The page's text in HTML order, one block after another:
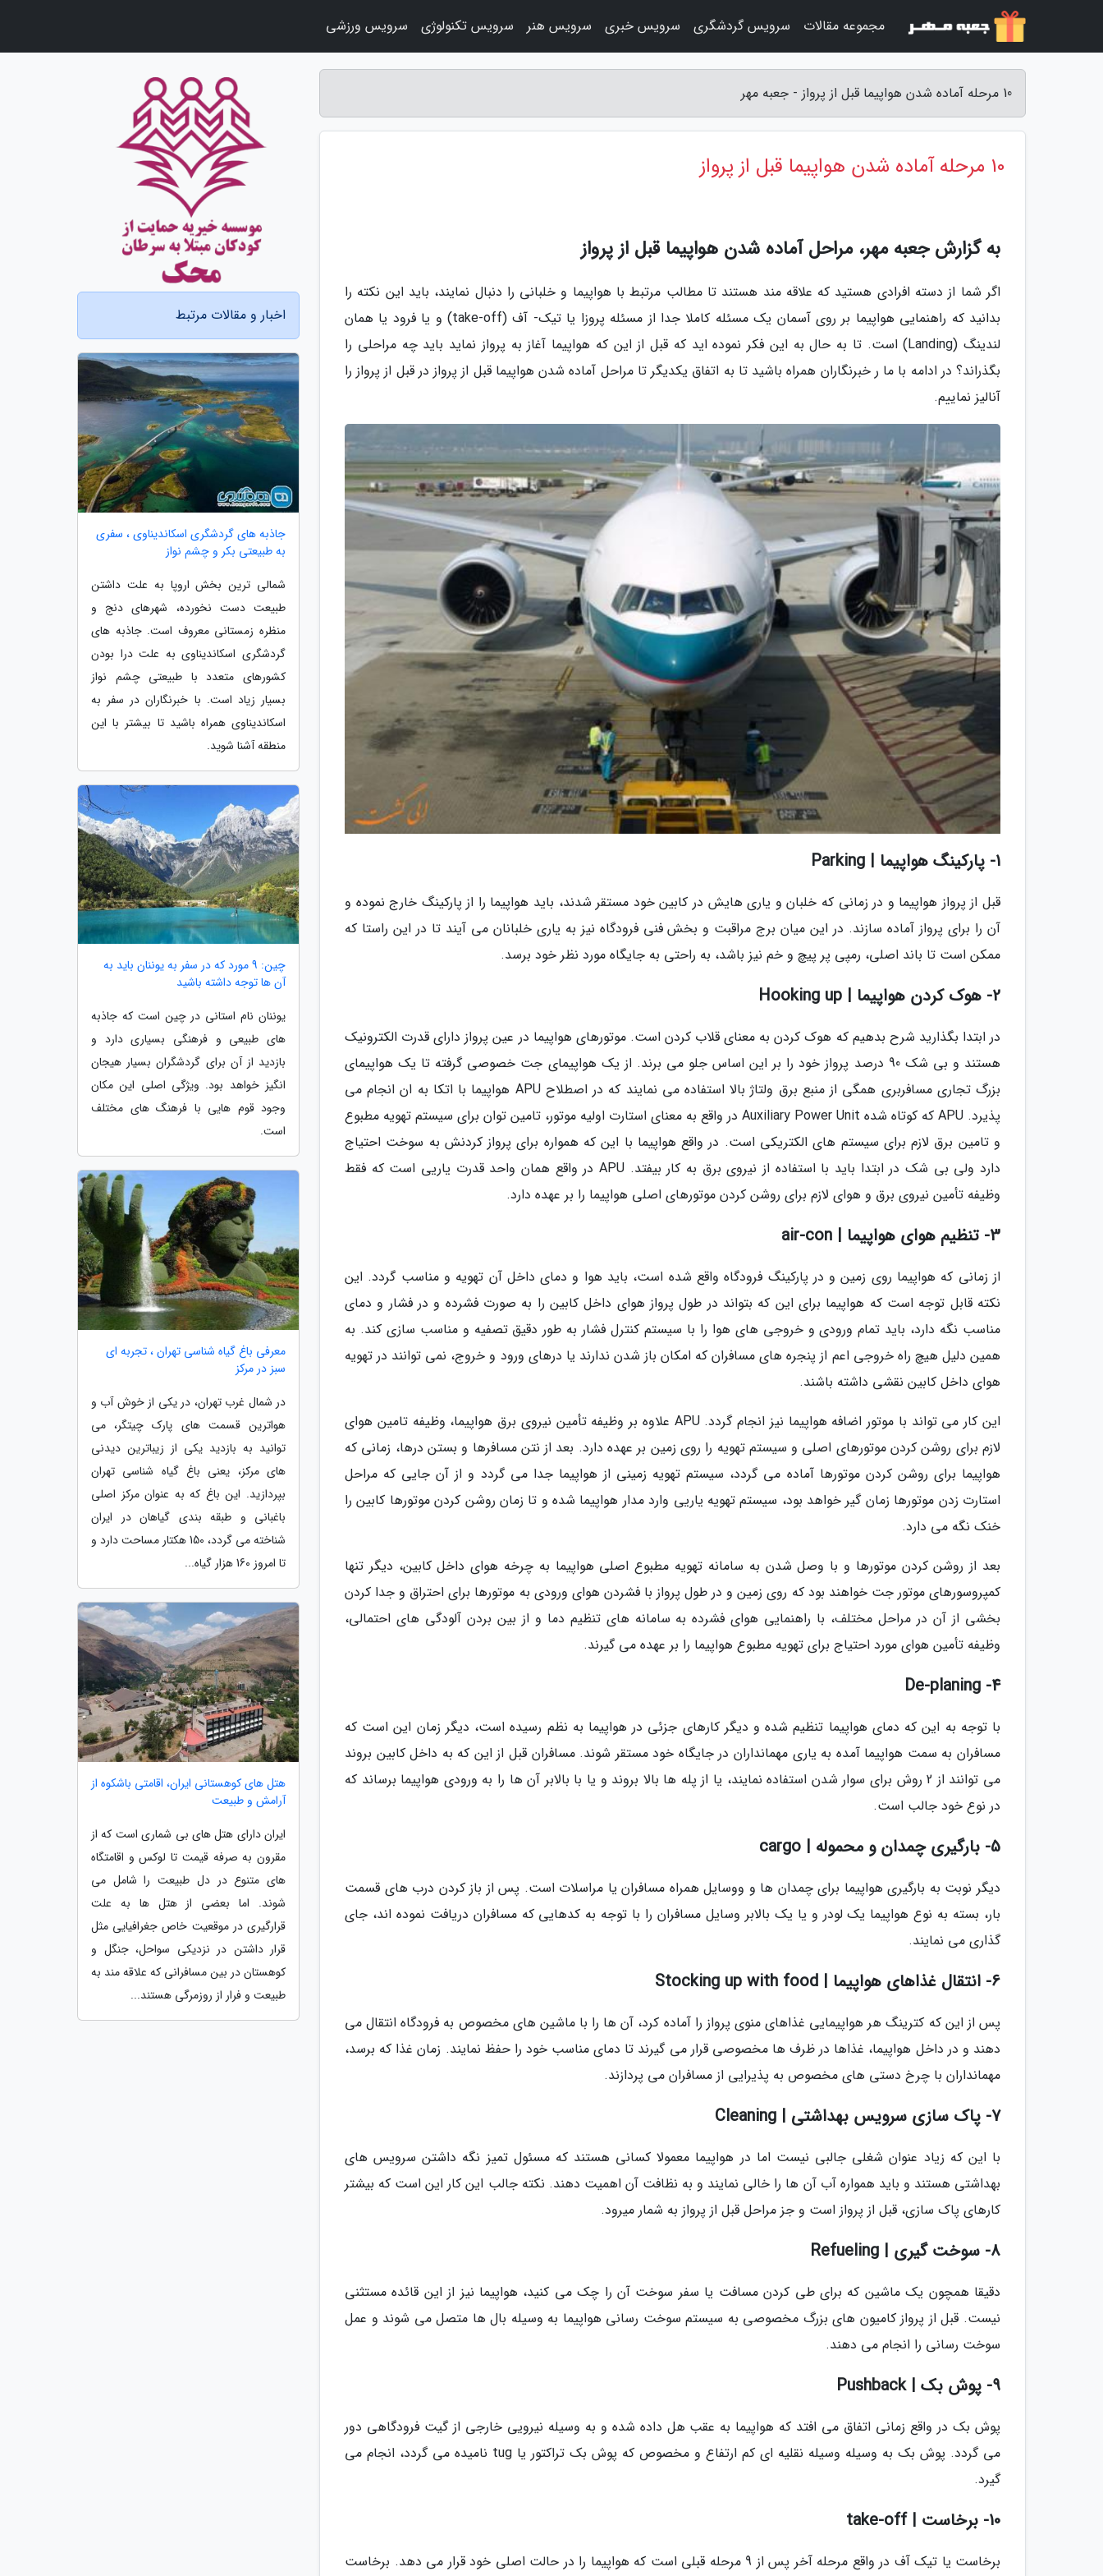
10 مرحله آماده شدن هواپیما قبل از پرواز - جعبه مهر
10 مرحله آماده شدن هواپیما قبل از پرواز
به گزارش جعبه مهر، مراحل آماده شدن هواپیما قبل از پرواز
اگر شما از دسته افرادی هستید که علاقه مند هستند تا مطالب مرتبط با هواپیما و خلبانی را دنبال نمایند، باید این نکته را
بدانید که راهنمایی هواپیما بر روی آسمان یک مسئله کاملا جدا از مسئله پروزا یا تیک- آف (take-off) و یا فرود یا همان
لندینگ (Landing) است. تا به حال به این فکر نموده اید که قبل از این که هواپیما آغاز به پرواز نماید باید چه مراحلی را
بگذراند؟ در ادامه با ما ر خبرنگاران همراه باشید تا به اتفاق یکدیگر تا مراحل آماده شدن هواپیما قبل از پرواز در قبل از پرواز را
آنالیز نماییم.
1- پارکینگ هواپیما | Parking
قبل از پرواز هواپیما و در زمانی که خلبان و یاری هایش در کابین خود مستقر شدند، باید هواپیما را از پارکینگ خارج نموده و
آن را برای پرواز آماده سازند. در این میان برج مراقبت و بخش فنی فرودگاه نیز به یاری خلبانان می آیند تا در این راستا که
ممکن است تا باند اصلی، رمپی پر پیچ و خم نیز باشد، به راحتی به جایگاه مورد نظر خود برسد.
2- هوک کردن هواپیما | Hooking up
در ابتدا بگذارید شرح بدهیم که هوک کردن به معنای قلاب کردن است. موتورهای هواپیما در عین پرواز دارای قدرت الکترونیک
هستند و بی شک 90 درصد پرواز خود را بر این اساس جلو می برند. از یک هواپیمای جت خصوصی گرفته تا یک هواپیمای
بزرگ تجاری مسافربری همگی از منبع برق ولتاژ بالا استفاده می نمایند که در اصطلاح APU هواپیما با اتکا به ان انجام می
پذیرد. APU که کوتاه شده Auxiliary Power Unit در واقع به معنای استارت اولیه موتور، تامین توان برای سیستم تهویه مطبوع
و تامین برق لازم برای سیستم های الکتریکی است. در واقع هواپیما با این که همواره برای پرواز کردنش به سوخت احتیاج
دارد ولی بی شک در ابتدا باید با استفاده از نیروی برق به کار بیفتد. APU در واقع همان واحد قدرت یاریی است که فقط
وظیفه تأمین نیروی برق و هوای لازم برای روشن کردن موتورهای اصلی هواپیما را بر عهده دارد.
3- تنظیم هوای هواپیما | air-con
از زمانی که هواپیما روی زمین و در پارکینگ فرودگاه واقع شده است، باید هوا و دمای داخل آن تهویه و مناسب گردد. این
نکته قابل توجه است که هواپیما برای این که بتواند در طول پرواز هوای داخل کابین را به صورت فشرده و در فشار و دمای
مناسب نگه دارد، باید تمام ورودی و خروجی های هوا را با سیستم کنترل فشار به طور دقیق تصفیه و مناسب سازی کند. به
همین دلیل هیچ راه خروجی اعم از پنجره های مسافران که امکان باز شدن ندارند یا درهای ورود و خروج، نمی توانند در تهویه
هوای داخل کابین نقشی داشته باشند.
این کار می تواند با موتور اضافه هواپیما نیز انجام گردد. APU علاوه بر وظیفه تأمین نیروی برق هواپیما، وظیفه تامین هوای
لازم برای روشن کردن موتورهای اصلی و سیستم تهویه را روی زمین بر عهده دارد. بعد از نتن مسافرها و بستن درها، زمانی که
هواپیما برای روشن کردن موتورها آماده می گردد، سیستم تهویه زمینی از هواپیما جدا می گردد و از آن جایی که مراحل
استارت زدن موتورها زمان گیر خواهد بود، سیستم تهویه یاریی وارد مدار هواپیما شده و تا زمان روشن کردن موتورها کابین را
خنک نگه می دارد.
بعد از روشن کردن موتورها و با وصل شدن به سامانه تهویه مطبوع اصلی هواپیما به چرخه هوای داخل کابین، دیگر تنها
کمپروسورهای موتور جت خواهند بود که روی زمین و در طول پرواز با فشردن هوای ورودی به موتورها برای احتراق و جدا کردن
بخشی از آن در مراحل مختلف، با راهنمایی هوای فشرده به سامانه های تنظیم دما و از بین بردن آلودگی های احتمالی،
وظیفه تأمین هوای مورد احتیاج برای تهویه مطبوع هواپیما را بر عهده می گیرند.
4- De-planing
با توجه به این که دمای هواپیما تنظیم شده و دیگر کارهای جزئی در هواپیما به نظم رسیده است، دیگر زمان این است که
مسافران به سمت هواپیما آمده به یاری مهمانداران در جایگاه خود مستقر شوند. مسافران قبل از این که به داخل کابین بروند
می توانند از 2 روش برای سوار شدن استفاده نمایند، یا از پله ها بالا بروند و یا با بالابر آن ها را به ورودی هواپیما برساند که
در نوع خود جالب است.
5- بارگیری چمدان و محموله | cargo
دیگر نوبت به بارگیری هواپیما برای چمدان ها و ووسایل همراه مسافران یا مراسلات است. پس از باز کردن درب های قسمت
بار، بسته به نوع هواپیما یک لودر و یا یک بالابر وسایل مسافران را با توجه به کدهایی که مسافران دریافت نموده اند، جای
گذاری می نمایند.
6- انتقال غذاهای هواپیما | Stocking up with food
پس از این که کترینگ هر هواپیمایی غذاهای منوی پرواز را آماده کرد، آن ها را با ماشین های مخصوص به فرودگاه انتقال می
دهند و در داخل هواپیما، غذاها در ظرف ها مخصوصی قرار می گیرند تا دمای مناسب خود را حفظ نمایند. زمان غذا که برسد،
مهمانداران با چرخ دستی های مخصوص به پذیرایی از مسافران می پردازند.
7- پاک سازی سرویس بهداشتی | Cleaning
با این که زیاد عنوان شغلی جالبی نیست اما در هواپیما معمولا کسانی هستند که مسئول تمیز نگه داشتن سرویس های
بهداشتی هستند و باید همواره آب آن ها را خالی نمایند و به نظافت آن اهمیت دهند. نکته جالب این کار این است که بیشتر
کارهای پاک سازی، قبل از پرواز است و جز مراحل قبل از پرواز به شمار میرود.
8- سوخت گیری | Refueling
دقیقا همچون یک ماشین که برای طی کردن مسافت یا سفر سوخت آن را چک می کنید، هواپیما نیز از این قائده مستثنی
نیست. قبل از پرواز کامیون های بزرگ مخصوصی به سیستم سوخت رسانی هواپیما به وسیله بال ها متصل می شوند و عمل
سوخت رسانی را انجام می دهند.
9- پوش بک | Pushback
پوش بک در واقع زمانی اتفاق می افتد که هواپیما به عقب هل داده شده و به وسیله نیرویی خارجی از گیت فرودگاهی دور
می گردد. پوش بک به وسیله وسیله نقلیه ای کم ارتفاع و مخصوص که پوش بک تراکتور یا tug نامیده می گردد، انجام می
گیرد.
10- برخاست | take-off
برخاست یا تیک آف در واقع مرحله آخر پس از 9 مرحله قبلی است که هواپیما را در حالت اصلی خود قرار می دهد. برخاست
اخبار و مقالات مرتبط
جاذبه های گردشگری اسکاندیناوی ، سفری
به طبیعتی بکر و چشم نواز
شمالی ترین بخش اروپا به علت داشتن
طبیعت دست نخورده، شهرهای دنج و
منظره زمستانی معروف است. جاذبه های
گردشگری اسکاندیناوی به علت درا بودن
کشورهای متعدد با طبیعتی چشم نواز
بسیار زیاد است. با خبرنگاران در سفر به
اسکاندیناوی همراه باشید تا بیشتر با این
منطقه آشنا شوید.
چین: 9 مورد که در سفر به یوننان باید به
آن ها توجه داشته باشید
یوننان نام استانی در چین است که جاذبه
های طبیعی و فرهنگی بسیاری دارد و
بازدید از آن برای گردشگران بسیار هیجان
انگیز خواهد بود. ویژگی اصلی این مکان
وجود قوم هایی با فرهنگ های مختلف
است.
معرفی باغ گیاه شناسی تهران ، تجربه ای
سبز در مرکز
در شمال غرب تهران، در یکی از خوش آب و
هواترین قسمت های پارک چیتگر، می
توانید به بازدید یکی از زیباترین دیدنی
های مرکز، یعنی باغ گیاه شناسی تهران
بپردازید. این باغ که به عنوان مرکز اصلی
باغبانی و طبقه بندی گیاهان در ایران
شناخته می گردد، 150 هکتار مساحت دارد و
تا امروز 160 هزار گیاه...
هتل های کوهستانی ایران، اقامتی باشکوه از
آرامش و طبیعت
ایران دارای هتل های بی شماری است که از
مقرون به صرفه قیمت تا لوکس و اقامتگاه
های متنوع در دل طبیعت را شامل می
شوند. اما بعضی از هتل ها به علت
قرارگیری در موقعیت خاص جغرافیایی مثل
قرار داشتن در نزدیکی سواحل، جنگل و
کوهستان در بین مسافرانی که علاقه مند به
طبیعت و فرار از روزمرگی هستند...
مجموعه مقالات سرویس گردشگری سرویس خبری سرویس هنر سرویس تکنولوژی سرویس ورزشی